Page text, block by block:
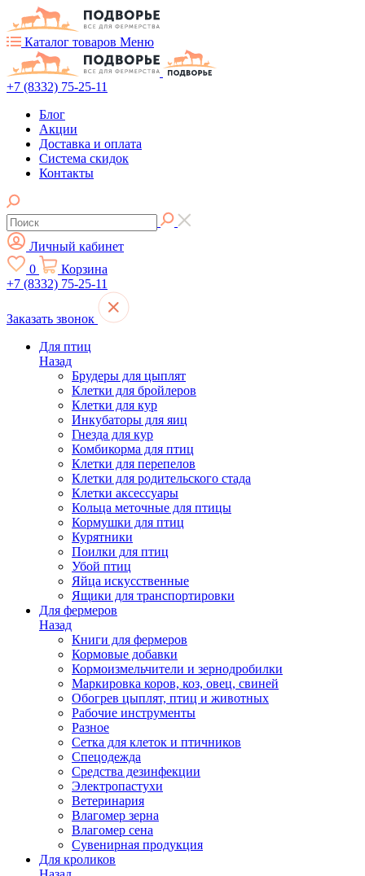
Каталог товаров Меню
+7 (8332) 75-25-11
Блог
Акции
Доставка и оплата
Система скидок
Контакты
Личный кабинет
0
Корзина
+7 (8332) 75-25-11
Заказать звонок
Для птиц
Назад
Брудеры для цыплят
Клетки для бройлеров
Клетки для кур
Инкубаторы для яиц
Гнезда для кур
Комбикорма для птиц
Клетки для перепелов
Клетки для родительского стада
Клетки аксессуары
Кольца меточные для птицы
Кормушки для птиц
Курятники
Поилки для птиц
Убой птиц
Яйца искусственные
Ящики для транспортировки
Для фермеров
Назад
Книги для фермеров
Кормовые добавки
Кормоизмельчители и зернодробилки
Маркировка коров, коз, овец, свиней
Обогрев цыплят, птиц и животных
Рабочие инструменты
Разное
Сетка для клеток и птичников
Спецодежда
Средства дезинфекции
Электропастухи
Ветеринария
Влагомер зерна
Влагомер сена
Сувенирная продукция
Для кроликов